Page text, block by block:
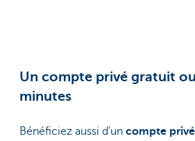
Un compte privé gratuit
minutes
Bénéficiez aussi d’un compte